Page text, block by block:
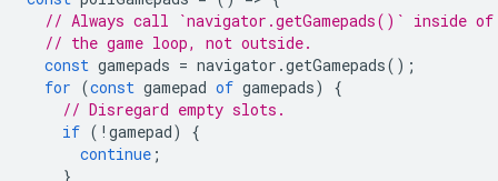
// Always call `navigator.getGamepads()` inside of
// the game loop, not outside.
const gamepads = navigator .getGamepads();
for (const gamepad of gamepads)
{
// Disregard empty slots.
if ( ! gamepad)
{
continue ;
}